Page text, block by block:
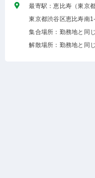
最寄駅：恵比寿（東京
東京都渋谷区恵比寿南
集合場所：勤務地と同じ
解散場所：勤務地と同じ